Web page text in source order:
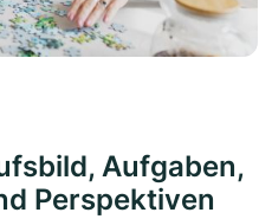
Aufgaben,
Perspektiven